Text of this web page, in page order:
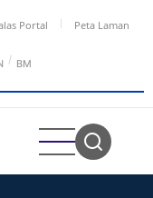
Portal Peta Laman
/ BM